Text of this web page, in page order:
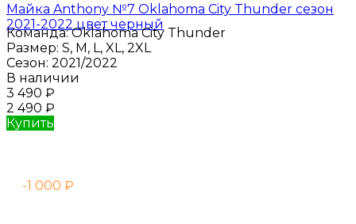
Майка Anthony №7 Oklahoma City Thunder сезон
2021-2022 цвет черный
Команда:Oklahoma City Thunder
Размер: S, M, L, XL, 2XL
Сезон: 2021/2022
В наличии
3 490 ₽
2 490 ₽
Купить
-1 000 ₽